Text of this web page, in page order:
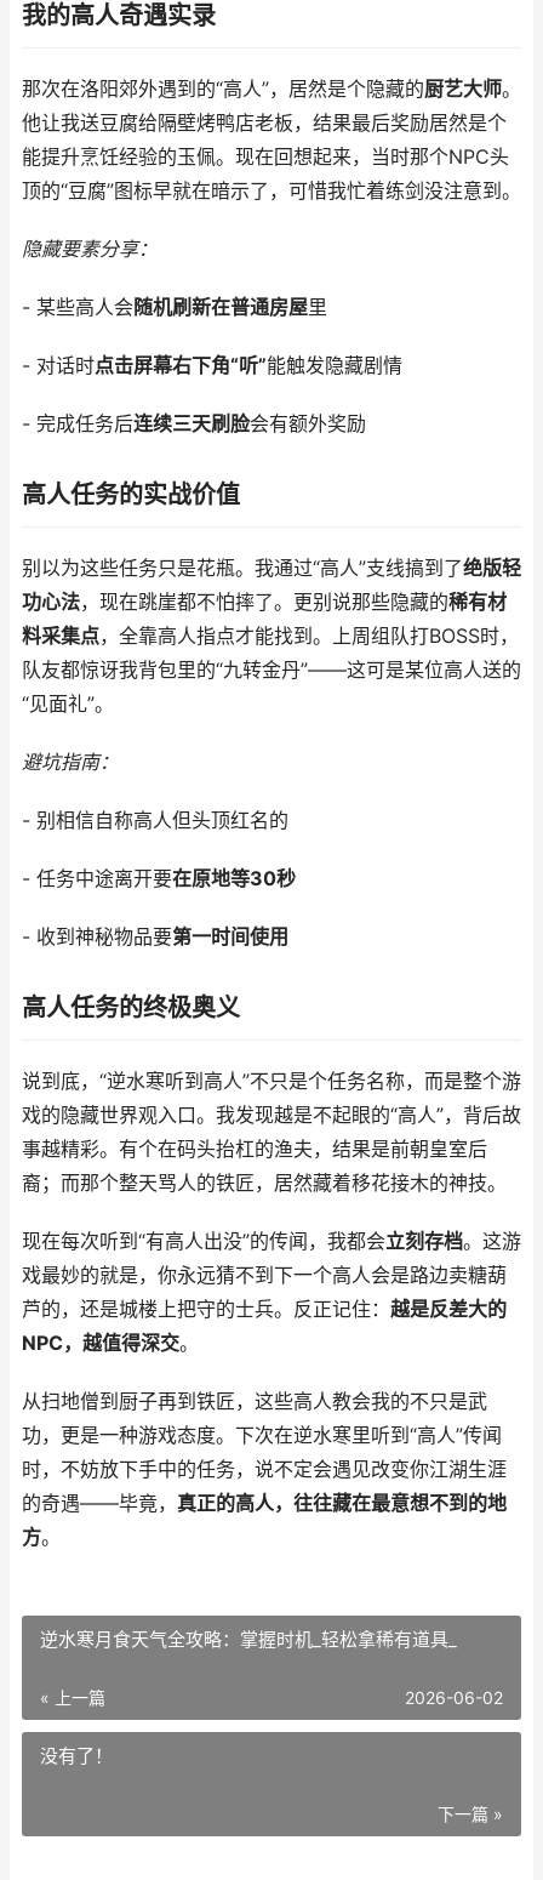
我的高人奇遇实录
那次在洛阳郊外遇到的“高人”，居然是个隐藏的厨艺大师。
他让我送豆腐给隔壁烤鸭店老板，结果最后奖励居然是个
能提升烹饪经验的玉佩。现在回想起来，当时那个NPC头
顶的“豆腐”图标早就在暗示了，可惜我忙着练剑没注意到。
隐藏要素分享：
- 某些高人会随机刷新在普通房屋里
- 对话时点击屏幕右下角“听”能触发隐藏剧情
- 完成任务后连续三天刷脸会有额外奖励
高人任务的实战价值
别以为这些任务只是花瓶。我通过“高人”支线搞到了绝版轻
功心法，现在跳崖都不怕摔了。更别说那些隐藏的稀有材
料采集点，全靠高人指点才能找到。上周组队打BOSS时，
队友都惊讶我背包里的“九转金丹”——这可是某位高人送的
“见面礼”。
避坑指南：
- 别相信自称高人但头顶红名的
- 任务中途离开要在原地等30秒
- 收到神秘物品要第一时间使用
高人任务的终极奥义
说到底，“逆水寒听到高人”不只是个任务名称，而是整个游
戏的隐藏世界观入口。我发现越是不起眼的“高人”，背后故
事越精彩。有个在码头抬杠的渔夫，结果是前朝皇室后
裔；而那个整天骂人的铁匠，居然藏着移花接木的神技。
现在每次听到“有高人出没”的传闻，我都会立刻存档。这游
戏最妙的就是，你永远猜不到下一个高人会是路边卖糖葫
芦的，还是城楼上把守的士兵。反正记住： 越是反差大的
NPC，越值得深交。
从扫地僧到厨子再到铁匠，这些高人教会我的不只是武
功，更是一种游戏态度。下次在逆水寒里听到“高人”传闻
时，不妨放下手中的任务，说不定会遇见改变你江湖生涯
的奇遇——毕竟， 真正的高人，往往藏在最意想不到的地
方。
逆水寒月食天气全攻略：掌握时机_轻松拿稀有道具_
« 上一篇 2026-06-02
没有了！
下一篇 »